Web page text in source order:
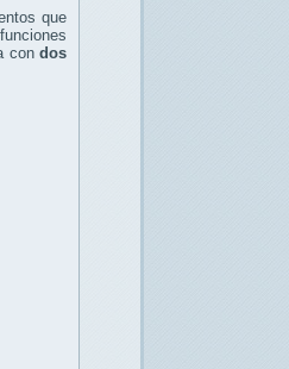
que
con dos